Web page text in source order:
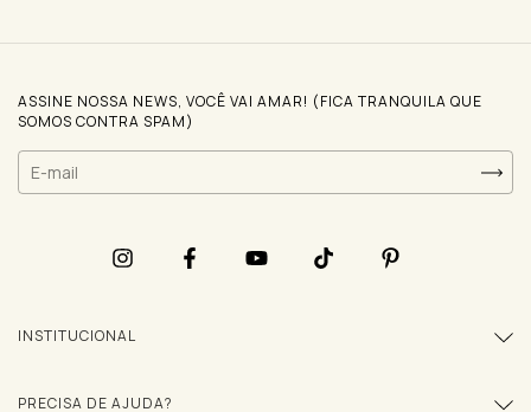
ASSINE NOSSA NEWS, VOCÊ VAI AMAR! (FICA TRANQUILA QUE
SOMOS CONTRA SPAM)
INSTITUCIONAL
PRECISA DE AJUDA?